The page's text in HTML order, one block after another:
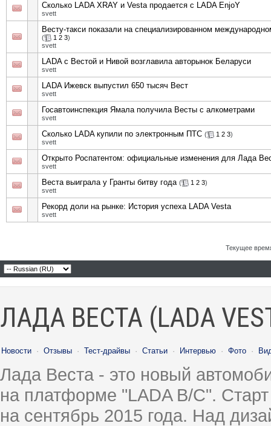
Сколько LADA XRAY и Vesta продается с LADA EnjoY
svett
Весту-такси показали на специализированном
( 1 2 3)
svett
LADA с Вестой и Нивой возглавила авторынок Беларуси
svett
LADA Ижевск выпустил 650 тысяч Вест
svett
Госавтоинспекция Ямала получила Весты с алкометрами
svett
Сколько LADA купили по электронным ПТС ( 1 2 3)
svett
Открыто Роспатентом: официальные изменения для Лада
svett
Веста выиграла у Гранты битву года ( 1 2 3)
svett
Рекорд доли на рынке: История успеха LADA Vesta
svett
Текущее
ЛАДА ВЕСТА (LADA
Новости · Отзывы · Тест-драйвы · Статьи · Интервью · Фото ·
Лада Веста - это новый
на платформе "LADA B/C".
на сентябрь 2015 года. Над